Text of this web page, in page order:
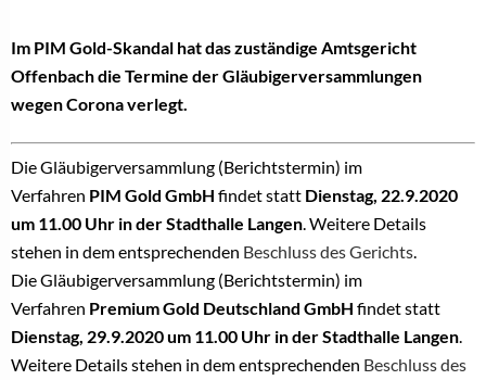
Im PIM Gold-Skandal hat das zuständige Amtsgericht
Offenbachdie Termine der Gläubigerversammlungen
wegen Corona verlegt.
Die Gläubigerversammlung (Berichtstermin) im
Verfahren PIM Gold GmbH findet statt Dienstag, 22.9.2020
um 11.00 Uhr in der Stadthalle Langen. Weitere Details
stehen in dem entsprechenden Beschluss des Gerichts.
Die Gläubigerversammlung (Berichtstermin) im
Verfahren Premium Gold Deutschland GmbH findet statt
Dienstag, 29.9.2020 um 11.00 Uhr in der Stadthalle Langen.
Weitere Details stehen in dem entsprechenden Beschluss des